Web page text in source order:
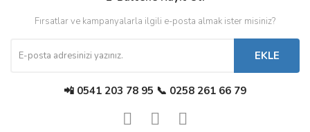
Fırsatlar ve kampanyalarla ilgili e-posta almak ister misiniz?
EKLE
📲 0541 203 78 95 📞 0258 261 66 79